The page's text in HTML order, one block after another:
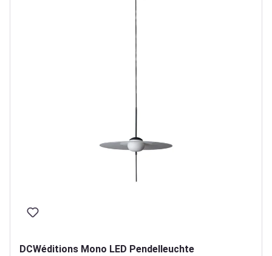
DCWéditions Mono LED Pendelleuchte